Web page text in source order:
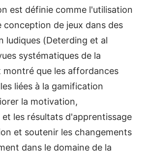
est définie comme l'utilisation
conception de jeux dans des
ludiques (Deterding et al
systématiques de la
que les affordances
liées à la gamification
la motivation,
les résultats d'apprentissage
et soutenir les changements
dans le domaine de la